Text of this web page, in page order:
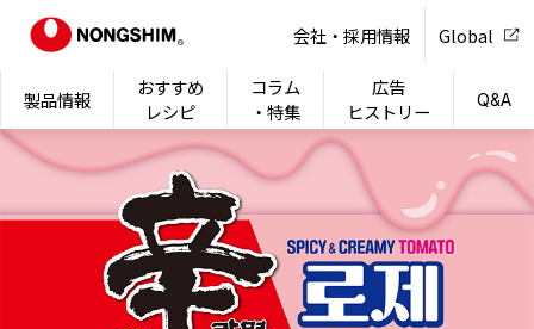
製品情報
おすすめ
レシピ
コラム
・特集
広告
ヒストリー
Q&A
会社・採用情報 Global